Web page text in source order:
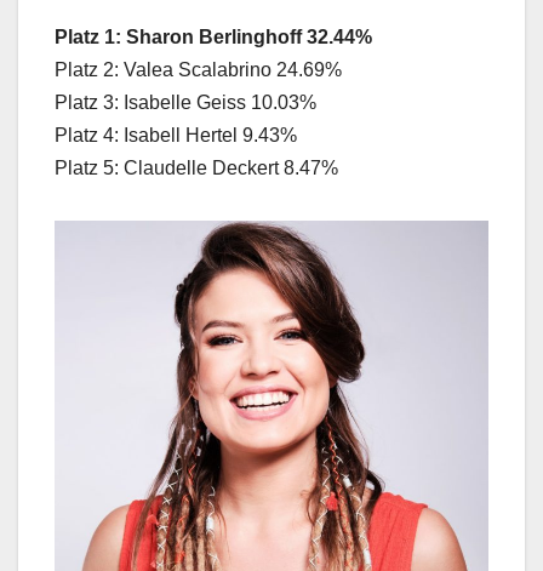
Platz 1: Sharon Berlinghoff 32.44%
Platz 2: Valea Scalabrino 24.69%
Platz 3: Isabelle Geiss 10.03%
Platz 4: Isabell Hertel 9.43%
Platz 5: Claudelle Deckert 8.47%